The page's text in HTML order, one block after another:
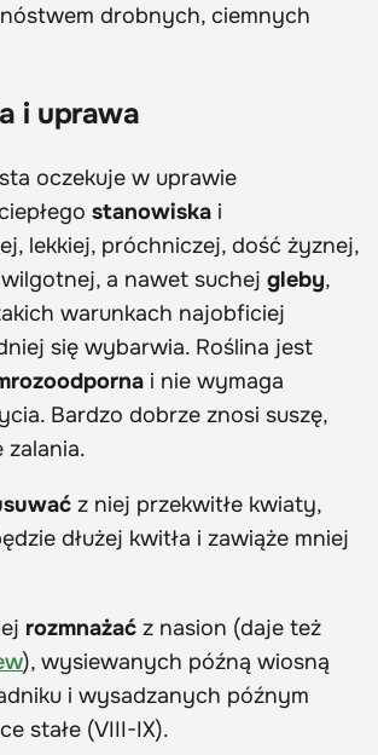
drobnych, ciemnych
i uprawa
oczekuje w uprawie
stanowiska i
lekkiej, próchniczej, dość żyznej,
a nawet suchej gleby,
warunkach najobficiej
się wybarwia. Roślina jest
i nie wymaga
Bardzo dobrze znosi suszę,
zalania.
z niej przekwitłe kwiaty,
dłużej kwitła i zawiąże mniej
rozmnażać z nasion (daje też
), wysiewanych późną wiosną
i wysadzanych późnym
stałe (VIII-IX).